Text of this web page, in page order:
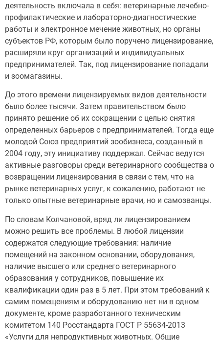
деятельность включала в себя: ветеринарные лечебно-
профилактические и лабораторно-диагностические
работы и электронное мечение животных, но органы
субъектов РФ, которым было поручено лицензирование,
расширяли круг организаций и индивидуальных
предпринимателей. Так, под лицензирование попадали
и зоомагазины.
До этого времени лицензируемых видов деятельности
было более тысячи. Затем правительством было
принято решение об их сокращении с целью снятия
определенных барьеров с предпринимателей. Тогда еще
молодой Союз предприятий зообизнеса, созданный в
2004 году, эту инициативу поддержал. Сейчас ведутся
активные разговоры среди ветеринарного сообщества о
возвращении лицензирования в связи с тем, что на
рынке ветеринарных услуг, к сожалению, работают не
только опытные ветеринарные врачи, но и самозванцы.
По словам Колчановой, вряд ли лицензированием
можно решить все проблемы. В любой лицензии
содержатся следующие требования: наличие
помещений на законном основании, оборудования,
наличие высшего или среднего ветеринарного
образования у сотрудников, повышение их
квалификации один раз в 5 лет. При этом требований к
самим помещениям и оборудованию нет ни в одном
документе, кроме разработанного техническим
комитетом 140 Росстандарта ГОСТ Р 55634-2013
«Услуги для непродуктивных животных. Общие